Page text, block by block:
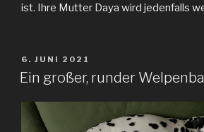
ist. Ihre Mutter Daya wird jedenfalls
VERÖFFENTLICHT
AM
6. JUNI 2021
Ein großer, runder